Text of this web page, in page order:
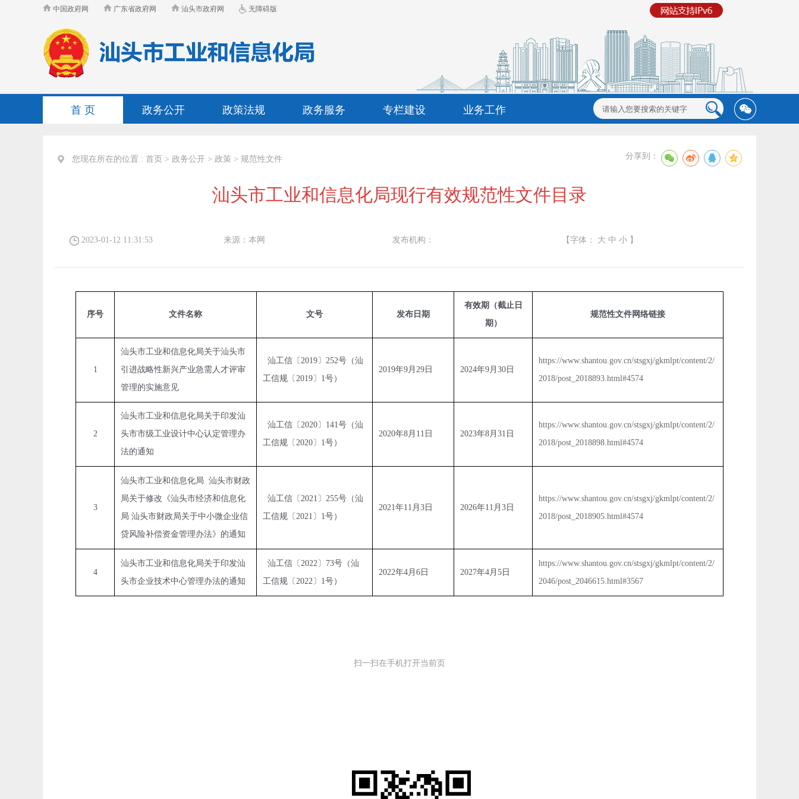
中国政府网 广东省政府网 汕头市政府网 无障碍版
首 页 政务公开 政策法规 政务服务 专栏建设 业务工作
您现在所在的位置 : 首页 > 政务公开 > 政策 > 规范性文件 分享到：
汕头市工业和信息化局现行有效规范性文件目录
2023-01-12 11:31:53 来源：本网 发布机构： 【字体： 大 中 小 】
序号 文件名称 文号 发布日期
有效期（截止日
期）
规范性文件网络链接
1
汕头市工业和信息化局关于汕头市
引进战略性新兴产业急需人才评审
管理的实施意见
汕工信〔2019〕252号（汕
工信规〔2019〕1号）
2019年9月29日 2024年9月30日
https://www.shantou.gov.cn/stsgxj/gkmlpt/content/2/
2018/post_2018893.html#4574
2
汕头市工业和信息化局关于印发汕
头市市级工业设计中心认定管理办
法的通知
汕工信〔2020〕141号（汕
工信规〔2020〕1号）
2020年8月11日 2023年8月31日
https://www.shantou.gov.cn/stsgxj/gkmlpt/content/2/
2018/post_2018898.html#4574
3
汕头市工业和信息化局  汕头市财政
局关于修改《汕头市经济和信息化
局 汕头市财政局关于中小微企业信
贷风险补偿资金管理办法》的通知
汕工信〔2021〕255号（汕
工信规〔2021〕1号）
2021年11月3日 2026年11月3日
https://www.shantou.gov.cn/stsgxj/gkmlpt/content/2/
2018/post_2018905.html#4574
4
汕头市工业和信息化局关于印发汕
头市企业技术中心管理办法的通知
汕工信〔2022〕73号（汕
工信规〔2022〕1号）
2022年4月6日 2027年4月5日
https://www.shantou.gov.cn/stsgxj/gkmlpt/content/2/
2046/post_2046615.html#3567
扫一扫在手机打开当前页